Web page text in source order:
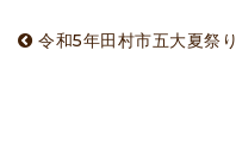
令和5年田村市五大夏祭り